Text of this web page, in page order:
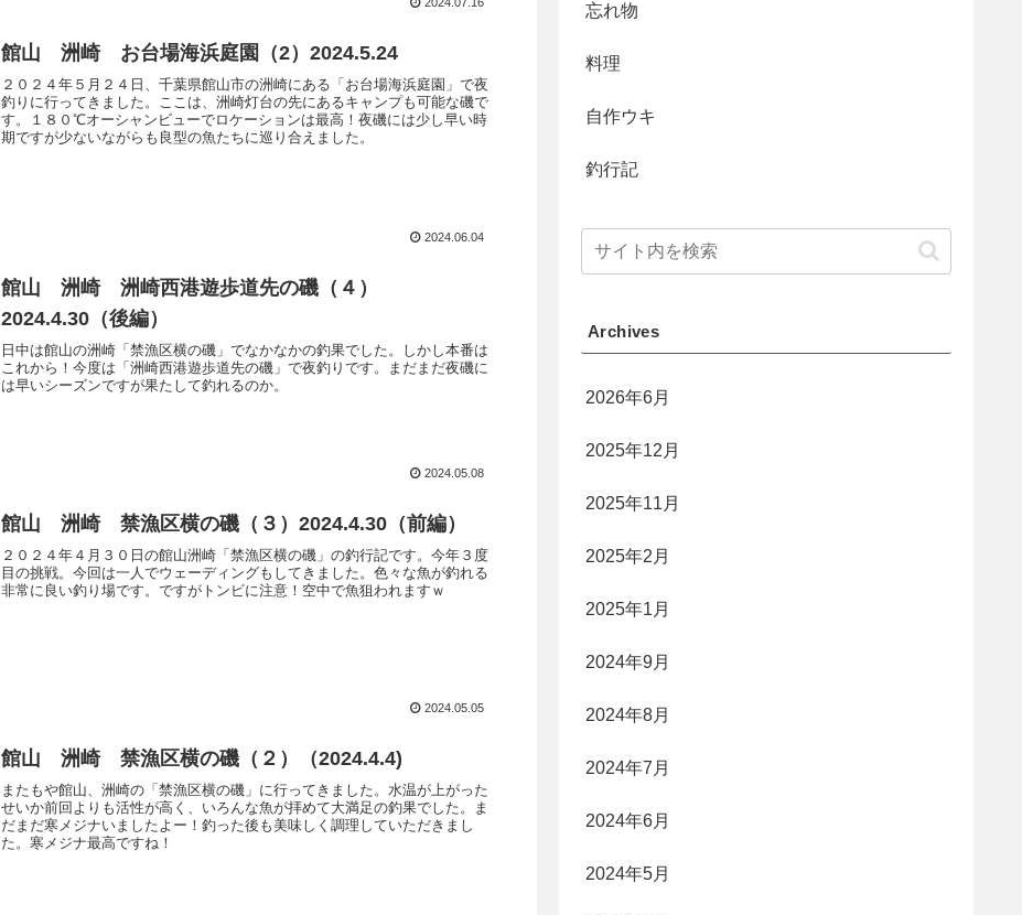
館山 洲崎 お台場海浜庭園（2）2024.5.24
２０２４年５月２４日、千葉県館山市の洲崎にある「お台場海浜庭園」で夜
釣りに行ってきました。ここは、洲崎灯台の先にあるキャンプも可能な磯で
す。１８０℃オーシャンビューでロケーションは最高！夜磯には少し早い時
期ですが少ないながらも良型の魚たちに巡り合えました。
2024.06.04
館山 洲崎 洲崎西港遊歩道先の磯（４）
2024.4.30（後編）
日中は館山の洲崎「禁漁区横の磯」でなかなかの釣果でした。しかし本番は
これから！今度は「洲崎西港遊歩道先の磯」で夜釣りです。まだまだ夜磯に
は早いシーズンですが果たして釣れるのか。
2024.05.08
館山 洲崎 禁漁区横の磯（３）2024.4.30（前編）
２０２４年４月３０日の館山洲崎「禁漁区横の磯」の釣行記です。今年３度
目の挑戦。今回は一人でウェーディングもしてきました。色々な魚が釣れる
非常に良い釣り場です。ですがトンビに注意！空中で魚狙われますｗ
2024.05.05
館山 洲崎 禁漁区横の磯（２）（2024.4.4)
またもや館山、洲崎の「禁漁区横の磯」に行ってきました。水温が上がった
せいか前回よりも活性が高く、いろんな魚が拝めて大満足の釣果でした。ま
だまだ寒メジナいましたよー！釣った後も美味しく調理していただきまし
た。寒メジナ最高ですね！
忘れ物
料理
自作ウキ
釣行記
Archives
2026年6月
2025年12月
2025年11月
2025年2月
2025年1月
2024年9月
2024年8月
2024年7月
2024年6月
2024年5月